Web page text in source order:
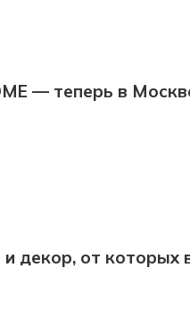
— теперь в
декор, от которых